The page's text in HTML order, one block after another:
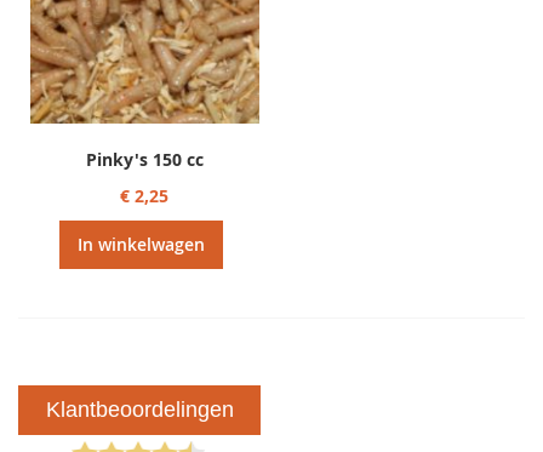
Pinky's 150 cc
€ 2,25
In winkelwagen